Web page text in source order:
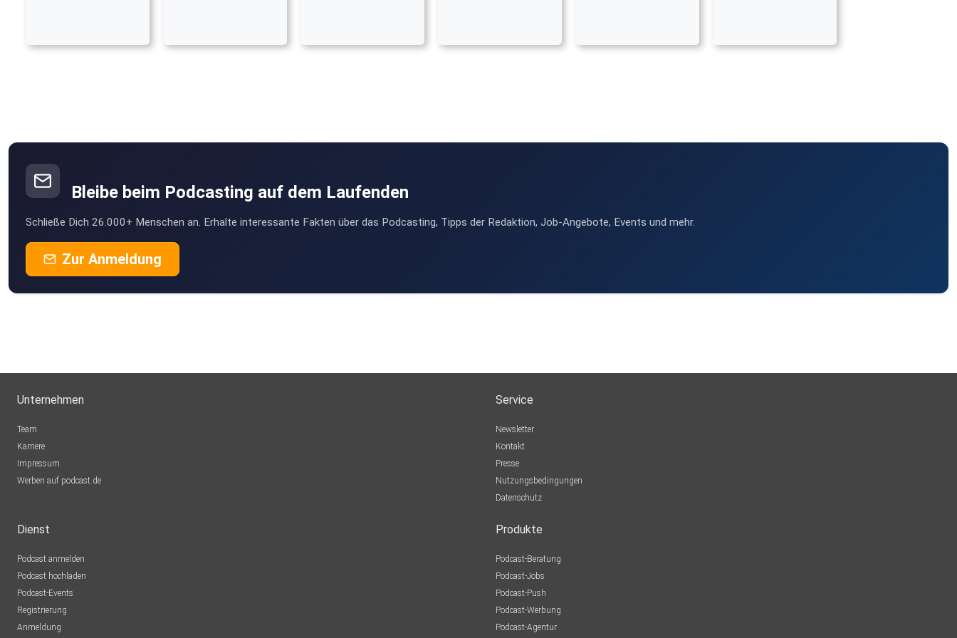
Bleibe beim Podcasting auf dem Laufenden
Schließe Dich 26.000+ Menschen an. Erhalte interessante Fakten über das Podcasting, Tipps der Redaktion, Job-Angebote, Events und mehr.
Zur Anmeldung
Unternehmen
Team
Karriere
Impressum
Werben auf podcast.de
Service
Newsletter
Kontakt
Presse
Nutzungsbedingungen
Datenschutz
Dienst
Podcast anmelden
Podcast hochladen
Podcast-Events
Registrierung
Anmeldung
Produkte
Podcast-Beratung
Podcast-Jobs
Podcast-Push
Podcast-Werbung
Podcast-Agentur